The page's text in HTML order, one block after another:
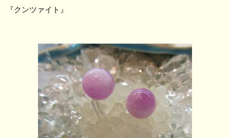
『クンツァイト』